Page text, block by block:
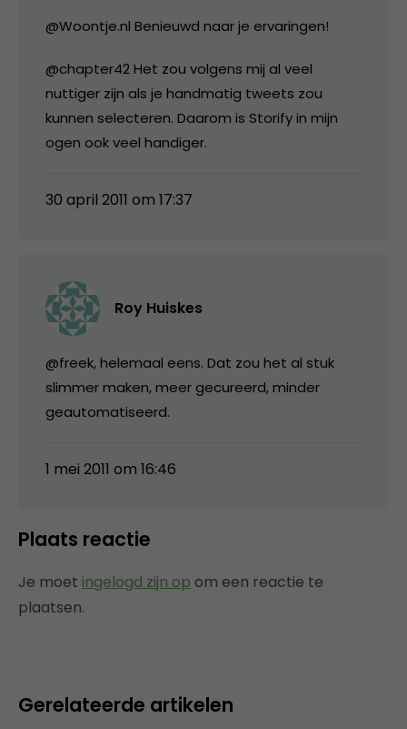
@Woontje.nl Benieuwd naar je ervaringen!
@chapter42 Het zou volgens mij al veel
nuttiger zijn als je handmatig tweets zou
kunnen selecteren. Daarom is Storify in mijn
ogen ook veel handiger.
30 april 2011 om 17:37
Roy Huiskes
@freek, helemaal eens. Dat zou het al stuk
slimmer maken, meer gecureerd, minder
geautomatiseerd.
1 mei 2011 om 16:46
Plaats reactie
Je moet ingelogd zijn op om een reactie te
plaatsen.
Gerelateerde artikelen